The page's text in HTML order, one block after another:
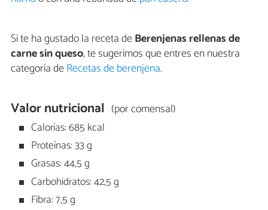
Si te ha gustado la receta deBerenjenas rellenas de
carne sin queso, te sugerimos que entres en nuestra
categoría deRecetas de berenjena.
Valor nutricional (por comensal)
Calorías: 685 kcal
Proteínas: 33 g
Grasas: 44,5 g
Carbohidratos: 42,5 g
Fibra: 7,5 g